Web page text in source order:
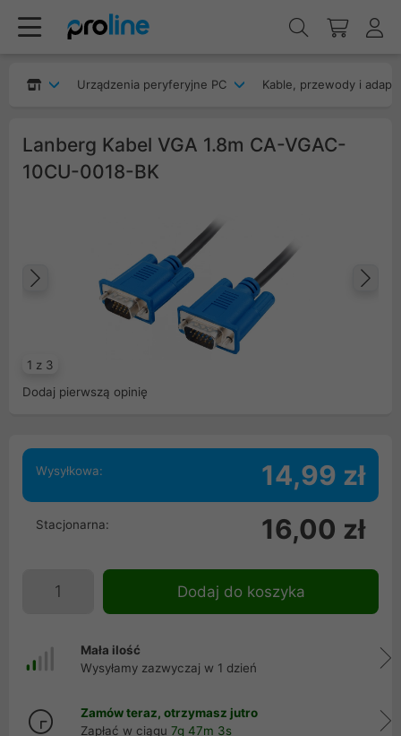
Urządzenia peryferyjne PC Kable, przewody i
Lanberg Kabel VGA 1.8m CA-VGAC-
10CU-0018-BK
1 z 3
Poprzedni
Dodaj pierwszą opinię
Wysyłkowa: 14,99 zł
Stacjonarna: 16,00 zł
Dodaj do koszyka
Mała ilość
Wysyłamy zazwyczaj w 1 dzień
Zamów teraz, otrzymasz jutro
Zapłać w ciągu 7g 47m 3s